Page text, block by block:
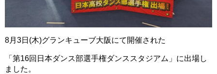
8月3日(木)グランキューブ大阪にて開催された
「第16回日本ダンス部選手権ダンススタジアム」に出場し
ました。